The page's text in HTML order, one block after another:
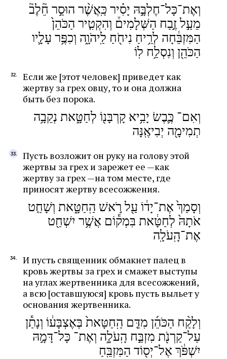
וְאֶת־כָּל־חֶלְבָּ֣הּ יָסִ֗יר כַּֽאֲשֶׁ֨ר הוּסַ֣ר חֵ֘לֶב֘
מֵעַ֣ל זֶ֣בַח הַשְּׁלָמִים֒ וְהִקְטִ֤יר הַכֹּהֵן֙
הַמִּזְבֵּ֔חָה לְרֵ֥יחַ נִיחֹ֖חַ לַֽיהֹוָ֑ה וְכִפֶּ֥ר עָלָ֛יו
הַכֹּהֵ֖ן וְנִסְלַ֥ח לֽוֹ
Если же [этот человек] приведет как
жертву за грех овцу, то и она должна
быть без порока.
וְאִם־ כֶּ֛בֶשׂ יָבִ֥יא קָרְבָּנ֖וֹ לְחַטָּ֑את נְקֵבָ֥ה
תְמִימָ֖ה יְבִיאֶֽנָּה
Пусть возложит он руку на голову этой
жертвы за грех и зарежет ее —как
жертву за грех —на том месте, где
приносят жертву всесожжения.
וְסָמַךְ֙ אֶת־יָד֔וֹ עַ֖ל רֹ֣אשׁ הַֽחַטָּ֑את וְשָׁחַ֤ט
אֹתָהּ֙ לְחַטָּ֔את בִּמְק֕וֹם אֲשֶׁ֥ר יִשְׁחַ֖ט
אֶת־הָֽעֹלָֽה
И пусть священник обмакнет палец в
кровь жертвы за грех и смажет выступы
на углах жертвенника для всесожжений,
а всю [оставшуюся] кровь пусть выльет у
основания жертвенника.
וְלָקַ֨ח הַכֹּהֵ֜ן מִדַּ֤ם הַֽחַטָּאת֙ בְּאֶצְבָּע֔וֹ וְנָתַ֕ן
עַל־קַרְנֹ֖ת מִזְבַּ֣ח הָֽעֹלָ֑ה וְאֶת־ כָּל־דָּמָ֣הּ
יִשְׁפֹּ֔ךְ אֶל־יְס֖וֹד הַמִּזְבֵּֽחַ